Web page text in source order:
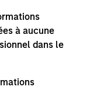
à aucune
dans le
wildfire-